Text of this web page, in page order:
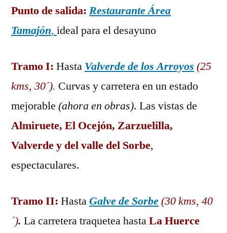
Tamajón
Punto de salida: Restaurante Área
Tamajón, ideal para el desayuno
Tramo I: Hasta Valverde de los Arroyos (25
kms, 30´). Curvas y carretera en un estado
mejorable (ahora en obras). Las vistas de
Almiruete, El Ocejón, Zarzuelilla,
Valverde y del valle del Sorbe,
espectaculares.
Tramo II: HastaGalve de Sorbe(30 kms, 40
´). La carretera traquetea hastaLa Huerce